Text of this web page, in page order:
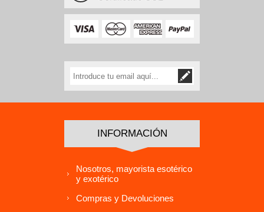
INFORMACIÓN
Nosotros, mayorista esotérico
y exotérico
Compras y Devoluciones